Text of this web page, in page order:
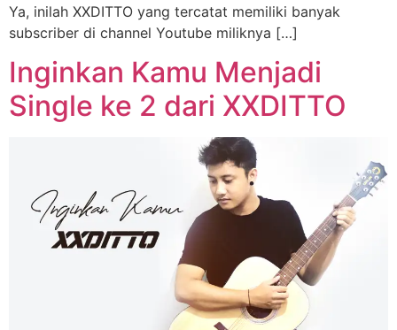
Ya, inilah XXDITTO yang tercatat memiliki banyak
subscriber di channel Youtube miliknya […]
Inginkan Kamu Menjadi
Single ke 2 dari XXDITTO